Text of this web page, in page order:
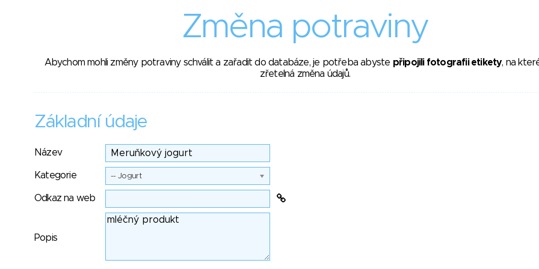
Změna potraviny
Abychom mohli změny potraviny schválit a zařadit do databáze, je potřeba abyste připojili fotografii etikety, na
zřetelná změna údajů.
Základní údaje
Název
Kategorie -- Jogurt
Odkaz na web
Popis